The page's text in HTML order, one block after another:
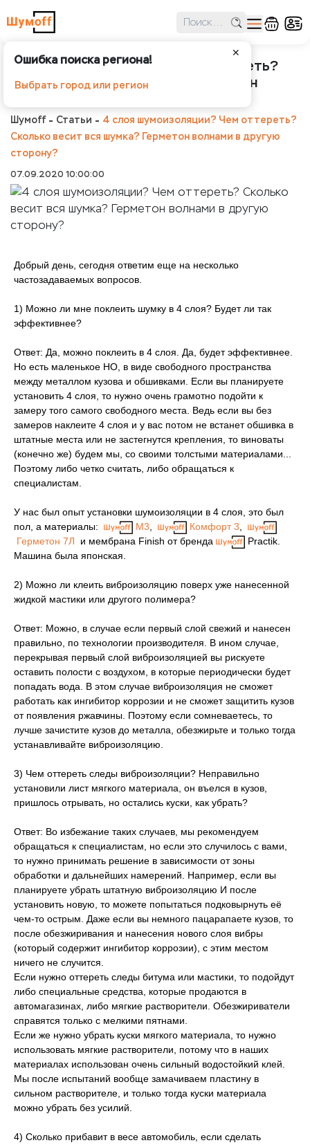
✕
Ошибка поиска региона!
Выбрать город или регион
4 слоя шумоизоляции? Чем оттереть?
Сколько весит вся шумка? Герметон
Шумоff Статьи
4 слоя шумоизоляции? Чем оттереть?
Сколько весит вся шумка? Герметон волнами в другую
сторону?
07.09.2020 10:00:00
Добрый день, сегодня ответим еще на несколько
частозадаваемых вопросов.
1) Можно ли мне поклеить шумку в 4 слоя? Будет ли так
эффективнее?
Ответ: Да, можно поклеить в 4 слоя. Да, будет эффективнее.
Но есть маленькое НО, в виде свободного пространства
между металлом кузова и обшивками. Если вы планируете
установить 4 слоя, то нужно очень грамотно подойти к
замеру того самого свободного места. Ведь если вы без
замеров наклеите 4 слоя и у вас потом не встанет обшивка в
штатные места или не застегнутся крепления, то виноваты
(конечно же) будем мы, со своими толстыми материалами...
Поэтому либо четко считать, либо обращаться к
специалистам.
У нас был опыт установки шумоизоляции в 4 слоя, это был
пол, а материалы:
М3 Комфорт 3
Герметон 7Л и мембрана Finish от бренда
Practik.
Машина была японская.
2) Можно ли клеить виброизоляцию поверх уже нанесенной
жидкой мастики или другого полимера?
Ответ: Можно, в случае если первый слой свежий и нанесен
правильно, по технологии производителя. В ином случае,
перекрывая первый слой виброизоляцией вы рискуете
оставить полости с воздухом, в которые периодически будет
попадать вода. В этом случае виброизоляция не сможет
работать как ингибитор коррозии и не сможет защитить кузов
от появления ржавчины. Поэтому если сомневаетесь, то
лучше зачистите кузов до металла, обезжирьте и только тогда
устанавливайте виброизоляцию.
3) Чем оттереть следы виброизоляции? Неправильно
установили лист мягкого материала, он въелся в кузов,
пришлось отрывать, но остались куски, как убрать?
Ответ: Во избежание таких случаев, мы рекомендуем
обращаться к специалистам, но если это случилось с вами,
то нужно принимать решение в зависимости от зоны
обработки и дальнейших намерений. Например, если вы
планируете убрать штатную виброизоляцию И после
установить новую, то можете попытаться подковырнуть её
чем-то острым. Даже если вы немного пацарапаете кузов, то
после обезжиривания и нанесения нового слоя вибры
(который содержит ингибитор коррозии), с этим местом
ничего не случится.
Если нужно оттереть следы битума или мастики, то подойдут
либо специальные средства, которые продаются в
автомагазинах, либо мягкие растворители. Обезжириватели
справятся только с мелкими пятнами.
Если же нужно убрать куски мягкого материала, то нужно
использовать мягкие растворители, потому что в наших
материалах использован очень сильный водостойкий клей.
Мы после испытаний вообще замачиваем пластину в
сильном растворителе, и только тогда куски материала
можно убрать без усилий.
4) Сколько прибавит в весе автомобиль, если сделать